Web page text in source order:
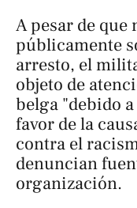
A pesar de que
públicamente
arresto, el
objeto de
belga "debido
favor de la
contra el
denuncian
organización.